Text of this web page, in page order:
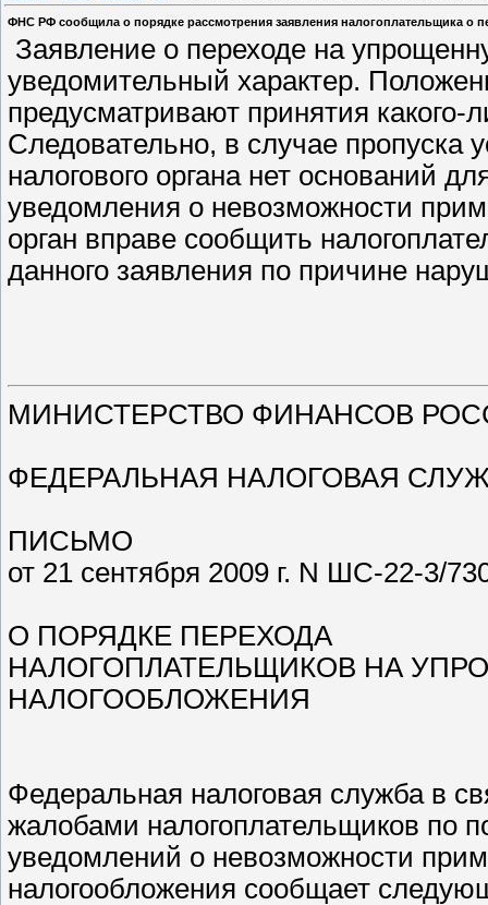
ФНС РФ сообщила о порядке рассмотрения заявления налогоплательщика о
Заявление о переходе на
уведомительный характер.
предусматривают принятия
Следовательно, в случае пропуска
налогового органа нет оснований
уведомления о невозможности
орган вправе сообщить
данного заявления по причине
МИНИСТЕРСТВО ФИНАНСОВ
ФЕДЕРАЛЬНАЯ НАЛОГОВАЯ
ПИСЬМО
от 21 сентября 2009 г. N ШС-22-3/
О ПОРЯДКЕ ПЕРЕХОДА
НАЛОГОПЛАТЕЛЬЩИКОВ НА
НАЛОГООБЛОЖЕНИЯ
Федеральная налоговая служба в
жалобами налогоплательщиков по
уведомлений о невозможности
налогообложения сообщает